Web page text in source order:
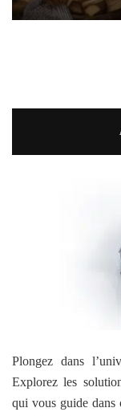
Plongez dans
Explorez les
qui vous guide dans